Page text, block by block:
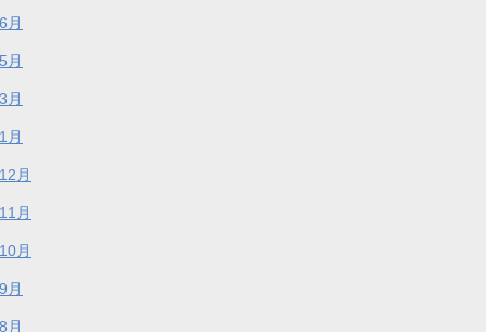
月
月
月
月
月
月
月
月
月